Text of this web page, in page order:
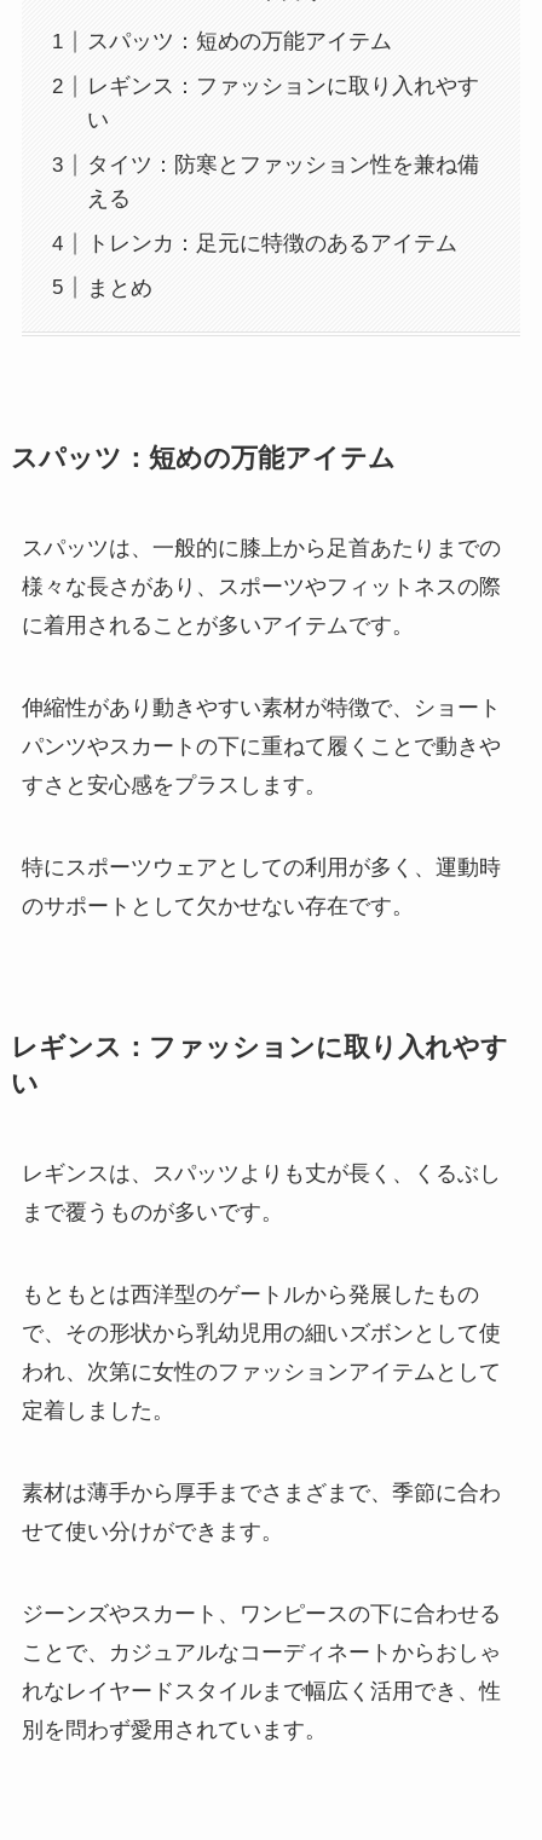
スパッツ：短めの万能アイテム
レギンス：ファッションに取り入れやす
い
タイツ：防寒とファッション性を兼ね備
える
トレンカ：足元に特徴のあるアイテム
まとめ
スパッツ：短めの万能アイテム
スパッツは、一般的に膝上から足首あたりまでの
様々な長さがあり、スポーツやフィットネスの際
に着用されることが多いアイテムです。
伸縮性があり動きやすい素材が特徴で、ショート
パンツやスカートの下に重ねて履くことで動きや
すさと安心感をプラスします。
特にスポーツウェアとしての利用が多く、運動時
のサポートとして欠かせない存在です。
レギンス：ファッションに取り入れやす
い
レギンスは、スパッツよりも丈が長く、くるぶし
まで覆うものが多いです。
もともとは西洋型のゲートルから発展したもの
で、その形状から乳幼児用の細いズボンとして使
われ、次第に女性のファッションアイテムとして
定着しました。
素材は薄手から厚手までさまざまで、季節に合わ
せて使い分けができます。
ジーンズやスカート、ワンピースの下に合わせる
ことで、カジュアルなコーディネートからおしゃ
れなレイヤードスタイルまで幅広く活用でき、性
別を問わず愛用されています。